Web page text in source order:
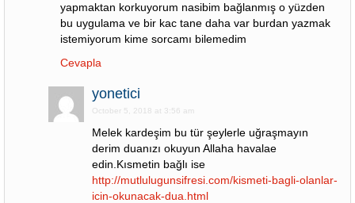
yapmaktan korkuyorum nasibim bağlanmış o yüzden
bu uygulama ve bir kac tane daha var burdan yazmak
istemiyorum kime sorcamı bilemedim
Cevapla
yonetici
October 5, 2018 at 3:56 am
Melek kardeşim bu tür şeylerle uğraşmayın
derim duanızı okuyun Allaha havalae
edin.Kısmetin bağlı ise
http://mutlulugunsifresi.com/kismeti-bagli-olanlar-
icin-okunacak-dua.html